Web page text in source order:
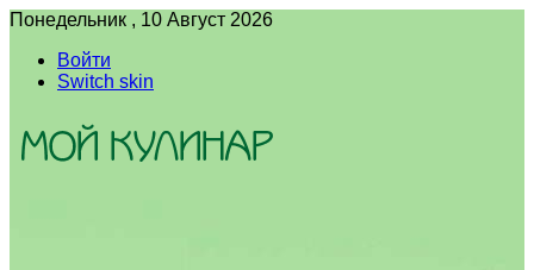
Понедельник , 10 Август 2026
Войти
Switch skin